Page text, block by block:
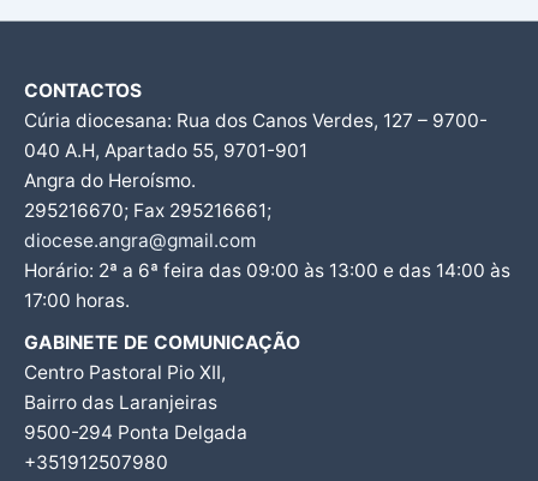
CONTACTOS
Cúria diocesana: Rua dos Canos Verdes, 127 – 9700-
040 A.H, Apartado 55, 9701-901
Angra do Heroísmo.
295216670; Fax 295216661;
diocese.angra@gmail.com
Horário: 2ª a 6ª feira das 09:00 às 13:00 e das 14:00 às
17:00 horas.
GABINETE DE COMUNICAÇÃO
Centro Pastoral Pio XII,
Bairro das Laranjeiras
9500-294 Ponta Delgada
+351912507980